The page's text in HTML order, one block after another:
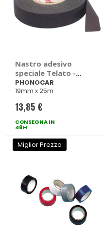
Nastro adesivo
speciale Telato -
PHONOCAR
PHONOCAR
19mm x 25m
13,85 €
CONSEGNA IN
48H
Miglior Prezzo